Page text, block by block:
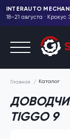
INTERAUTO
18–21 августа · Крокус
Главная Каталог
TIGGO 9